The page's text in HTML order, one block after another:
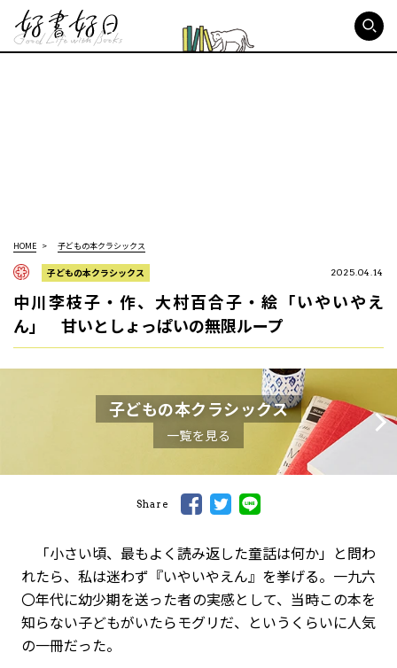
HOME 子どもの本クラシックス
子どもの本クラシックス 2025.04.14
中川李枝子・作、大村百合子・絵「いやいやえ
ん」 甘いとしょっぱいの無限ループ
子どもの本クラシックス
一覧を見る
Share
「小さい頃、最もよく読み返した童話は何か」と問わ
れたら、私は迷わず『いやいやえん』を挙げる。一九六
〇年代に幼少期を送った者の実感として、当時この本を
知らない子どもがいたらモグリだ、というくらいに人気
の一冊だった。